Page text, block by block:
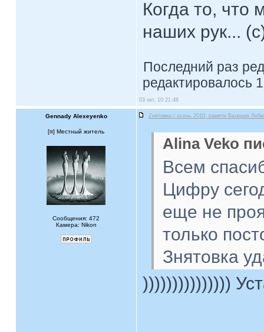
Когда то, что
наших рук...
Последний раз
редактировалось
03 окт, 10 21:48
Gennady Alexeyenko Zнятовка / осень 2010, памяти Валерия
[ ] Местный житель
Сообщения: 472
Камера: Nikon
Alina Veko
Всем
Цифру
еще не
только
Знятовка
)))))))))))))))